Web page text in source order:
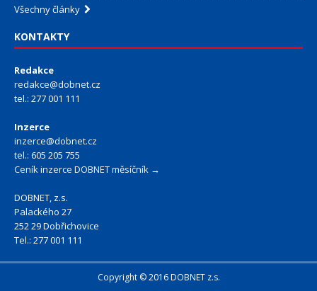
Všechny články
KONTAKTY
Redakce
redakce@dobnet.cz
tel.: 277 001 111
Inzerce
inzerce@dobnet.cz
tel.: 605 205 755
Ceník inzerce DOBNET měsíčník →
DOBNET, z.s.
Palackého 27
252 29 Dobřichovice
Tel.: 277 001 111
Copyright © 2016 DOBNET z.s.